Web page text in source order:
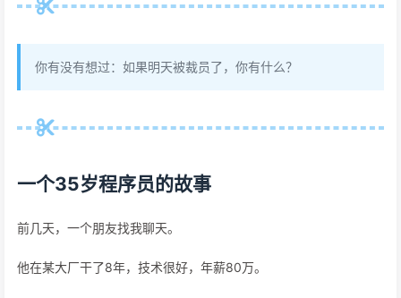
你有没有想过：如果明天被裁员了，你有什么？
一个35岁程序员的故事
前几天，一个朋友找我聊天。
他在某大厂干了8年，技术很好，年薪80万。